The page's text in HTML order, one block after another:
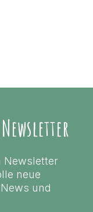
Newsletter
neue
und